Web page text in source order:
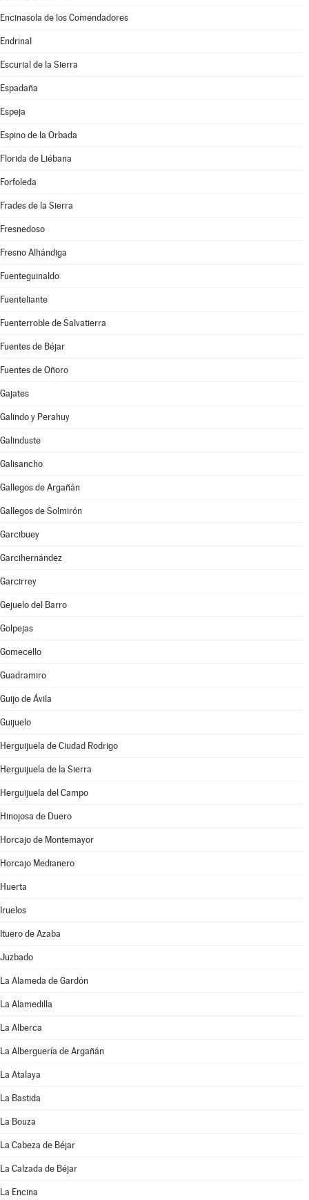
Encinasola de los Comendadores
Endrinal
Escurial de la Sierra
Espadaña
Espeja
Espino de la Orbada
Florida de Liébana
Forfoleda
Frades de la Sierra
Fresnedoso
Fresno Alhándiga
Fuenteguinaldo
Fuenteliante
Fuenterroble de Salvatierra
Fuentes de Béjar
Fuentes de Oñoro
Gajates
Galindo y Perahuy
Galinduste
Galisancho
Gallegos de Argañán
Gallegos de Solmirón
Garcibuey
Garcihernández
Garcirrey
Gejuelo del Barro
Golpejas
Gomecello
Guadramiro
Guijo de Ávila
Guijuelo
Herguijuela de Ciudad Rodrigo
Herguijuela de la Sierra
Herguijuela del Campo
Hinojosa de Duero
Horcajo de Montemayor
Horcajo Medianero
Huerta
Iruelos
Ituero de Azaba
Juzbado
La Alameda de Gardón
La Alamedilla
La Alberca
La Alberguería de Argañán
La Atalaya
La Bastida
La Bouza
La Cabeza de Béjar
La Calzada de Béjar
La Encina